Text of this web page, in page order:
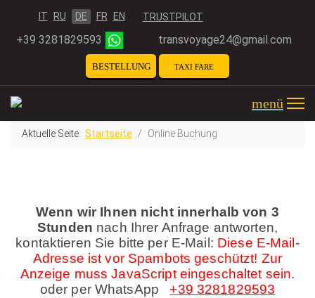
Sprache auswählen
IT RU DE FR EN TRUSTPILOT
+39 3281829593 transvoyage24@gmail.com
BESTELLUNG TAXI FARE
menü
Aktuelle Seite: Startseite Online Buchung
Wenn wir Ihnen nicht innerhalb von 3
Stunden nach Ihrer Anfrage antworten,
kontaktieren Sie bitte per E-Mail: Diese E-Mail-
Adresse ist vor Spambots geschützt! Zur
Anzeige muss JavaScript eingeschaltet sein.
oder per WhatsApp
+39 3281829593